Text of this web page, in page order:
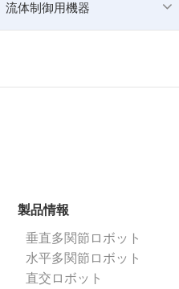
流体制御用機器
製品情報
垂直多関節ロボット
水平多関節ロボット
直交ロボット